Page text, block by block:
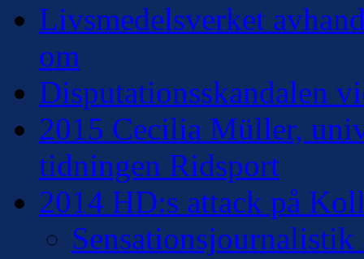
Livsmedelsverket
om
Disputationsskandalen
2015 Cecilia Müller,
tidningen Ridsport
2014 HD:s attack på